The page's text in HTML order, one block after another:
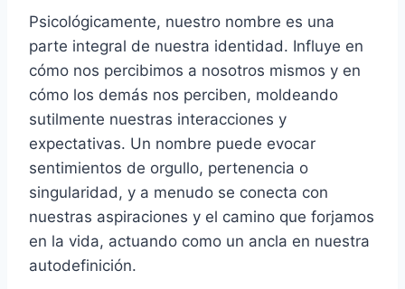
Psicológicamente, nuestro nombre es una
parte integral de nuestra identidad. Influye en
cómo nos percibimos a nosotros mismos y en
cómo los demás nos perciben, moldeando
sutilmente nuestras interacciones y
expectativas. Un nombre puede evocar
sentimientos de orgullo, pertenencia o
singularidad, y a menudo se conecta con
nuestras aspiraciones y el camino que forjamos
en la vida, actuando como un ancla en nuestra
autodefinición.